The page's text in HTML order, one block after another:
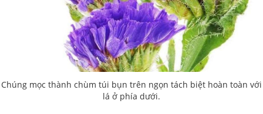
Chúng mọc thành chùm túi bụn trên ngọn tách biệt hoàn toàn với
lá ở phía dưới.